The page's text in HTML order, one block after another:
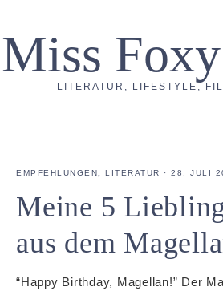
Miss
LITERATUR, LIFESTYLE,
EMPFEHLUNGEN LITERATUR · 28. JULI
Meine 5
aus dem
“Happy Birthday, Magellan!” Der